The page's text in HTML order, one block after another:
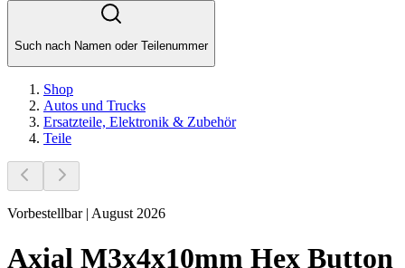
Such nach Namen oder Teilenummer
Shop
Autos und Trucks
Ersatzteile, Elektronik & Zubehör
Teile
Vorbestellbar | August 2026
Axial M3x4x10mm Hex Button